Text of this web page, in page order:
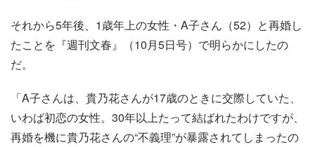
それから5年後、1歳年上の女性・A子さん（52）と再婚し
たことを『週刊文春』（10月5日号）で明らかにしたの
だ。
「A子さんは、貴乃花さんが17歳のときに交際していた、
いわば初恋の女性。30年以上たって結ばれたわけですが、
再婚を機に貴乃花さんの“不義理”が暴露されてしまったの